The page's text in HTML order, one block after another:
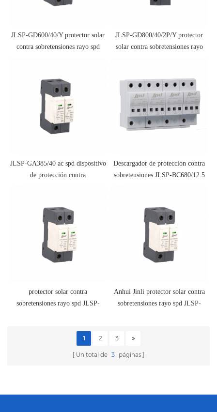
JLSP-GD600/40/Y protector solar
contra sobretensiones rayo spd
JLSP-GD800/40/2P/Y protector
solar contra sobretensiones rayo
JLSP-GA385/40 ac spd dispositivo
de protección contra
Descargador de protección contra
sobretensiones JLSP-BC680/12.5
protector solar contra
sobretensiones rayo spd JLSP-
Anhui Jinli protector solar contra
sobretensiones rayo spd JLSP-
1 2 3
Un total de 3 páginas